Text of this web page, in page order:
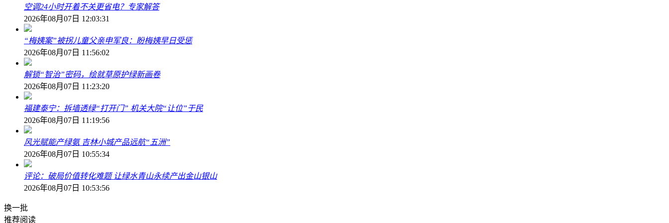
空调24小时开着不关更省电？专家解答
2026年08月07日 12:03:31
“梅姨案”被拐儿童父亲申军良：盼梅姨早日受惩
2026年08月07日 11:56:02
解锁“智治”密码，绘就草原护绿新画卷
2026年08月07日 11:23:20
福建泰宁：拆墙透绿“打开门” 机关大院“让位”于民
2026年08月07日 11:19:56
风光赋能产绿氨 吉林小城产品远航“五洲”
2026年08月07日 10:55:34
评论：破局价值转化难题 让绿水青山永续产出金山银山
2026年08月07日 10:53:56
换一批
推荐阅读